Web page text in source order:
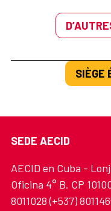
SIÈGE
SEDE AECID
AECID en Cuba -
Oficina 4° B. CP
8011028 (+537)